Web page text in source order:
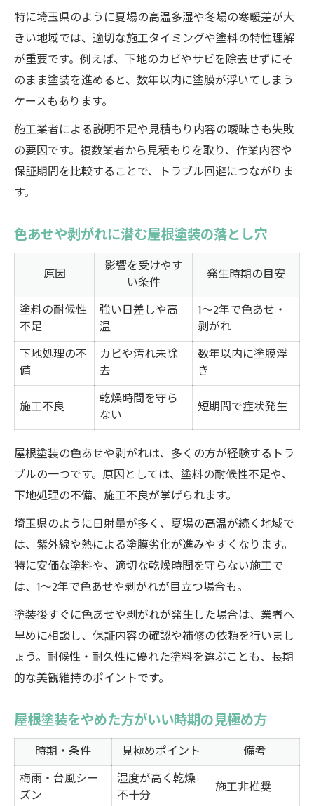
補助金申請に必要な条件と手続きの流れ
さいたま市で使える屋根塗装の支援制度
外壁塗装との同時申請で得するポイント
補助金が使える屋根塗装の工事内容とは
屋根塗装が必要な劣化症状とチェック表
色あせやカビから分かる塗装タイミング
劣化症状から選ぶ最適なメンテナンス方法
屋根塗装が不要なケースと対処法
屋根塗装が不要な屋根材の種類一覧
塗装以外の修繕方法を選ぶ判断基準
カバー工法や葺き替えを選ぶべき状況
屋根塗装をやめるタイミングの見極め方
不要な工事を避けるためのチェックポイン
特に埼玉県のように夏場の高温多湿や冬場の寒暖差が大
きい地域では、適切な施工タイミングや塗料の特性理解
が重要です。例えば、下地のカビやサビを除去せずにそ
のまま塗装を進めると、数年以内に塗膜が浮いてしまう
ケースもあります。
施工業者による説明不足や見積もり内容の曖昧さも失敗
の要因です。複数業者から見積もりを取り、作業内容や
保証期間を比較することで、トラブル回避につながりま
す。
色あせや剥がれに潜む屋根塗装の落とし穴
原因
影響を受けやす
い条件
発生時期の目安
塗料の耐候性
不足
強い日差しや高
温
1～2年で色あせ・
剥がれ
下地処理の不
備
カビや汚れ未除
去
数年以内に塗膜浮
き
施工不良
乾燥時間を守ら
ない
短期間で症状発生
屋根塗装の色あせや剥がれは、多くの方が経験するトラ
ブルの一つです。原因としては、塗料の耐候性不足や、
下地処理の不備、施工不良が挙げられます。
埼玉県のように日射量が多く、夏場の高温が続く地域で
は、紫外線や熱による塗膜劣化が進みやすくなります。
特に安価な塗料や、適切な乾燥時間を守らない施工で
は、1～2年で色あせや剥がれが目立つ場合も。
塗装後すぐに色あせや剥がれが発生した場合は、業者へ
早めに相談し、保証内容の確認や補修の依頼を行いまし
ょう。耐候性・耐久性に優れた塗料を選ぶことも、長期
的な美観維持のポイントです。
屋根塗装をやめた方がいい時期の見極め方
時期・条件 見極めポイント
備考
梅雨・台風シー
ズン
湿度が高く乾燥
不十分
施工非推奨